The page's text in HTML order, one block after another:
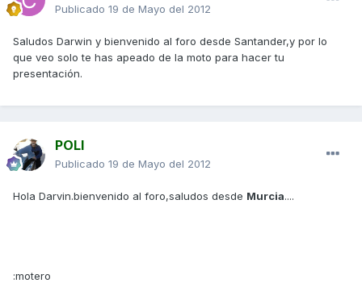
Publicado 19 de Mayo del 2012
Saludos Darwin y bienvenido al foro desde Santander,y por lo
que veo solo te has apeado de la moto para hacer tu
presentación.
POLI
Publicado 19 de Mayo del 2012
Hola Darvin.bienvenido al foro,saludos desde Murcia....
:motero